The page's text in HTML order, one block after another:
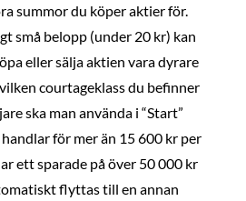
summor du köper aktier för.
små belopp (under 20 kr) kan
eller sälja aktien vara dyrare
courtageklass du befinner
ska man använda i “Start”
för mer än 15 600 kr per
ett sparade på över 50 000 kr
flyttas till en annan